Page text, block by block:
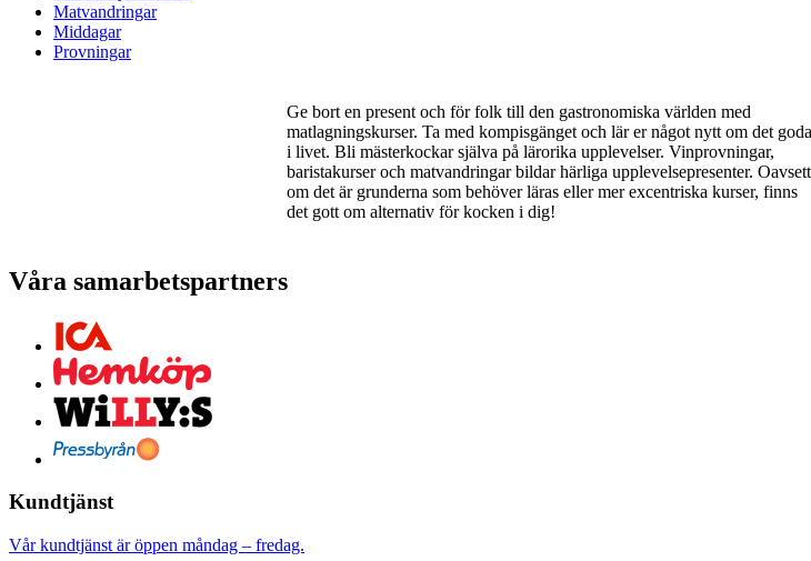
Matvandringar
Middagar
Provningar
Ge bort en present och för folk till den gastronomiska världen med
matlagningskurser. Ta med kompisgänget och lär er något nytt om det goda
i livet. Bli mästerkockar själva på lärorika upplevelser. Vinprovningar,
baristakurser och matvandringar bildar härliga upplevelsepresenter. Oavsett
om det är grunderna som behöver läras eller mer excentriska kurser, finns
det gott om alternativ för kocken i dig!
Våra samarbetspartners
Kundtjänst
Vår kundtjänst är öppen måndag – fredag.